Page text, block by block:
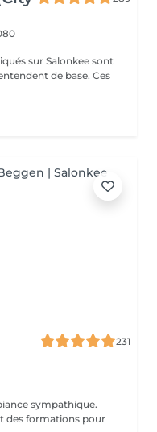
sur Salonkee sont
de base. Ces
231
sympathique.
des formations pour